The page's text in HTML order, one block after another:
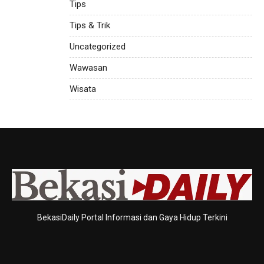
Tips
Tips & Trik
Uncategorized
Wawasan
Wisata
BekasiDaily Portal Informasi dan Gaya Hidup Terkini